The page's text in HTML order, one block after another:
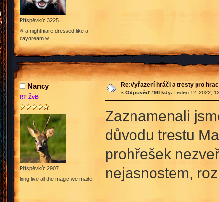
Příspěvků: 3225
❄ a nightmare dressed like a
daydream ❄
Nancy
RT ŽvB
Příspěvků: 2907
long live all the magic we made
Re:Vyřazení hráči a tresty pro
« Odpověď #98 kdy: Leden 12, 2022,
Zaznamenali
důvodu trestu
prohřešek
nejasnostem,